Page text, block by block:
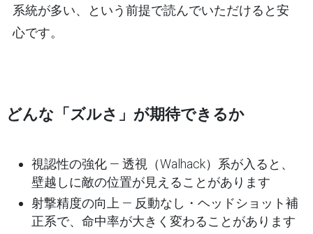
系統が多い、という前提で読んでいただけると安
心です。
どんな「ズルさ」が期待できるか
視認性の強化— 透視（Walhack）系が入ると、
壁越しに敵の位置が見えることがあります
射撃精度の向上 — 反動なし・ヘッドショット補
正系で、命中率が大きく変わることがあります